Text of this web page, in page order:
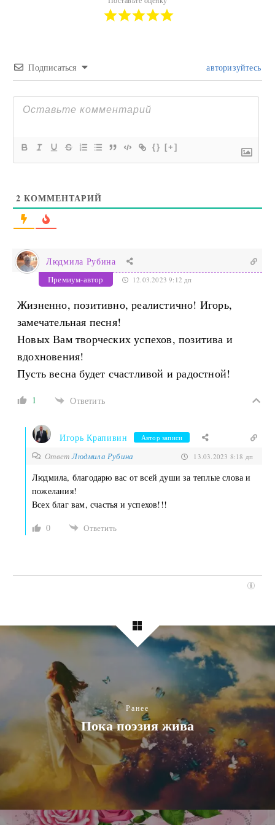
Подписаться авторизуйтесь
{} [+]
2 КОММЕНТАРИЙ
Людмила Рубина
Премиум-автор 12.03.2023 9:12 дп
Жизненно, позитивно, реалистично! Игорь,
замечательная песня!
Новых Вам творческих успехов, позитива и
вдохновения!
Пусть весна будет счастливой и радостной!
1 Ответить
Игорь Крапивин Автор записи
ОтветЛюдмила Рубина 13.03.2023 8:18 дп
Людмила, благодарю вас от всей души за теплые слова и
пожелания!
Всех благ вам, счастья и успехов!!!
0
Ответить
Ранее
Пока поэзия жива